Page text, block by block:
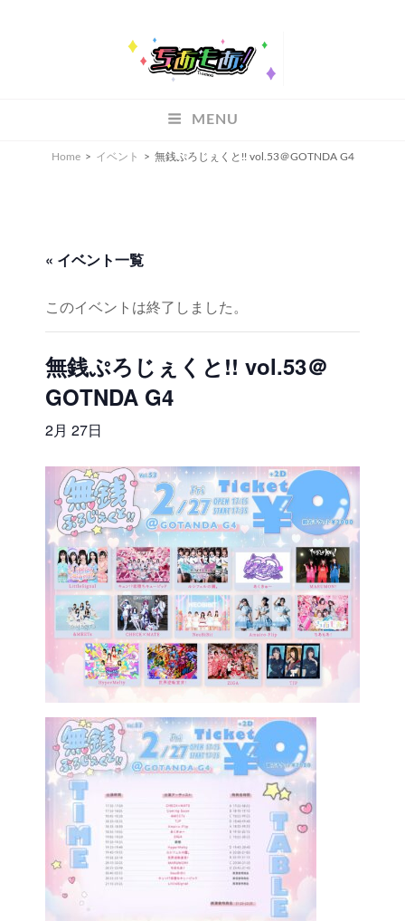
MENU
Home > イベント > 無銭ぷろじぇくと!! vol.53＠GOTNDA G4
« イベント一覧
このイベントは終了しました。
無銭ぷろじぇくと!! vol.53＠
GOTNDA G4
2月 27日